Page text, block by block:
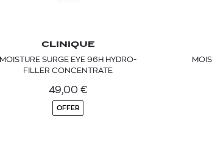
CLINIQUE
MOISTURE SURGE EYE 96H HYDRO-
FILLER CONCENTRATE
49,00 €
OFFER